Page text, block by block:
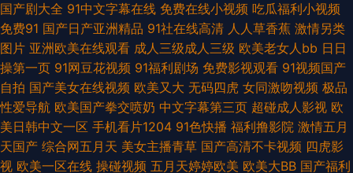
超碰最新网址 四房电影网 91黑丝精品美女 国产AV日韩 先锋资源站女人av鲁
色资源网 欧美性00 久草网站国产青青草 人妻诱惑影院 91白丝在线看视频
欧美日棘成人 亚洲成人WWW 91人妻人人 人妻av网 超碰pt 97av人人 人人
爽亚洲av人人爽 久草视频国产精品 精品国产魯一魯一区二区三区 激情文学
国产剧大全 91中文字幕在线 免费在线小视频 吃瓜福利小视频
免费91 国产日产亚洲精品 91社在线高清 人人草香蕉 激情另类
图片 亚洲欧美在线观看 成人三级成人三级 欧美老女人bb 日日
操第一页 91网豆花视频 91福利剧场 免费影视观看 91视频国产
自拍 国产美女在线视频 欧美又大 无码四虎 女同激吻视频 极品
性爱导航 欧美国产拳交喷奶 中文字幕第三页 超碰成人影视 欧
美日韩中文一区 手机看片1204 91色快播 福利撸影院 激情五月
天国产 综合网五月天 美女主播青草 国产高清不卡视频 四虎影
视 欧美一区在线 操碰视频 五月天婷婷欧美 欧美大BB 国产福利